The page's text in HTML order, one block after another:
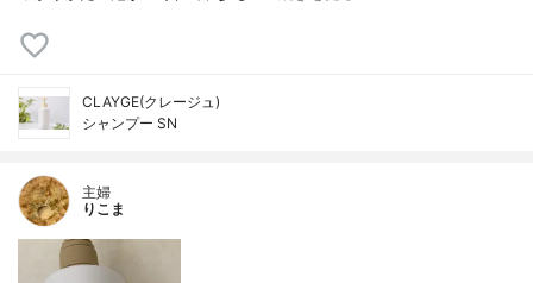
CLAYGE(クレージュ)
シャンプー SN
主婦
りこま